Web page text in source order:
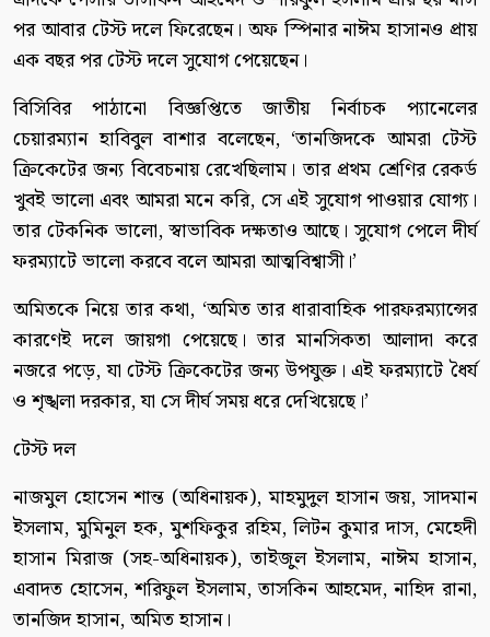
পর আবার টেস্ট দলে ফিরেছেন। অফ স্পিনার নাঈম হাসানও প্রায়
এক বছর পর টেস্ট দলে সুযোগ পেয়েছেন।
বিসিবির পাঠানো বিজ্ঞপ্তিতে জাতীয় নির্বাচক প্যানেলের
চেয়ারম্যান হাবিবুল বাশার বলেছেন, ‘তানজিদকে আমরা টেস্ট
ক্রিকেটের জন্য বিবেচনায় রেখেছিলাম। তার প্রথম শ্রেণির রেকর্ড
খুবই ভালো এবং আমরা মনে করি, সে এই সুযোগ পাওয়ার যোগ্য।
তার টেকনিক ভালো, স্বাভাবিক দক্ষতাও আছে। সুযোগ পেলে দীর্ঘ
ফরম্যাটে ভালো করবে বলে আমরা আত্মবিশ্বাসী।’
অমিতকে নিয়ে তার কথা, ‘অমিত তার ধারাবাহিক পারফরম্যান্সের
কারণেই দলে জায়গা পেয়েছে। তার মানসিকতা আলাদা করে
নজরে পড়ে, যা টেস্ট ক্রিকেটের জন্য উপযুক্ত। এই ফরম্যাটে ধৈর্য
ও শৃঙ্খলা দরকার, যা সে দীর্ঘ সময় ধরে দেখিয়েছে।’
টেস্ট দল
নাজমুল হোসেন শান্ত (অধিনায়ক), মাহমুদুল হাসান জয়, সাদমান
ইসলাম, মুমিনুল হক, মুশফিকুর রহিম, লিটন কুমার দাস, মেহেদী
হাসান মিরাজ (সহ-অধিনায়ক), তাইজুল ইসলাম, নাঈম হাসান,
এবাদত হোসেন, শরিফুল ইসলাম, তাসকিন আহমেদ, নাহিদ রানা,
তানজিদ হাসান, অমিত হাসান।